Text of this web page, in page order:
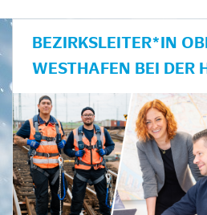
BEZIRKSLEITER*IN
WESTHAFEN BEI DER